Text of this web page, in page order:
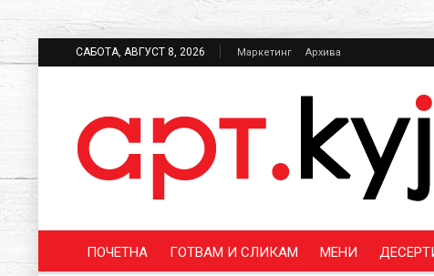
САБОТА, АВГУСТ 8, 2026 Маркетинг Архива
ПОЧЕТНА ГОТВАМ И СЛИКАМ МЕНИ